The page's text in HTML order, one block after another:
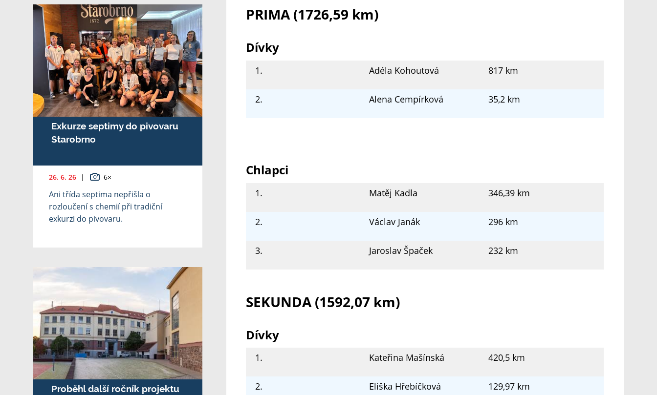
PRIMA (1726,59 km)
Dívky
1. Adéla Kohoutová 817 km
2. Alena Cempírková 35,2 km
Chlapci
1. Matěj Kadla 346,39 km
2. Václav Janák 296 km
3. Jaroslav Špaček 232 km
SEKUNDA (1592,07 km)
Dívky
1. Kateřina Mašínská 420,5 km
2. Eliška Hřebíčková 129,97 km
Exkurze septimy do pivovaru
Starobrno
26. 6. 26 | 6×
Ani třída septima nepřišla o
rozloučení s chemií při tradiční
exkurzi do pivovaru.
Proběhl další ročník projektu